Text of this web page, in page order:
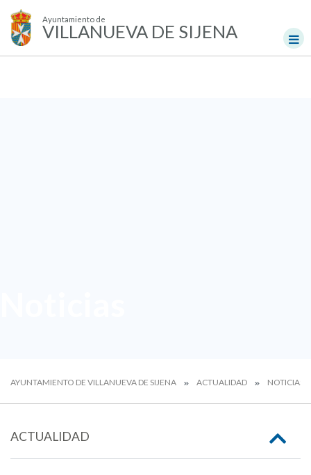
Ayuntamiento de
VILLANUEVA DE SIJENA
AYUNTAMIENTO DE VILLANUEVA DE SIJENA ACTUALIDAD NOTICIAS
ACTUALIDAD